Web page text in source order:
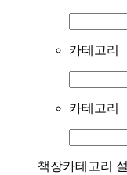
카테고리
카테고리
책장카테고리